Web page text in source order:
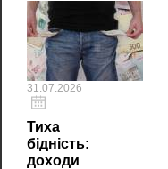
31.07.2026
Тиха
бідність:
доходи